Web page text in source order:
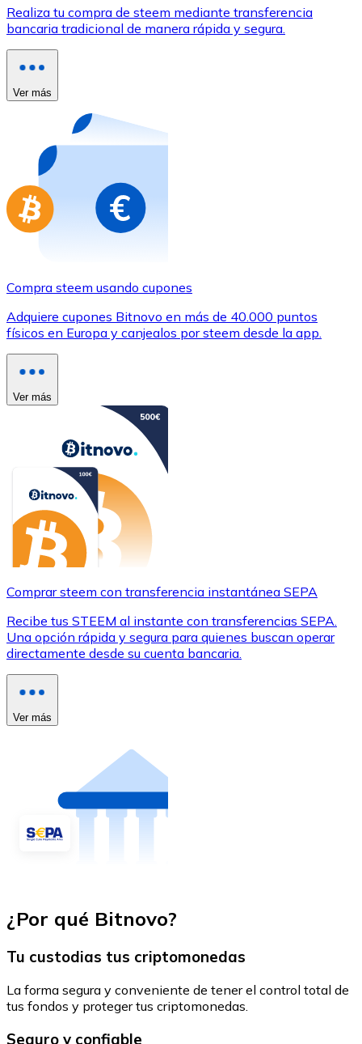
Utiliza tarjetas Visa y Mastercard para comprar
Comprar con tarjeta
Compra tarjetas regalo de tus marcas favoritas con
Ir a la tienda de tarjetas regalo
Realiza tu compra de steem mediante transferencia
bancaria tradicional de manera rápida y segura.
Ver más
Compra steem usando cupones
Adquiere cupones Bitnovo en más de 40.000 puntos
físicos en Europa y canjealos por steem desde la app.
Ver más
Comprar steem con transferencia instantánea SEPA
Recibe tus STEEM al instante con transferencias SEPA.
Una opción rápida y segura para quienes buscan operar
directamente desde su cuenta bancaria.
Ver más
¿Por qué Bitnovo?
Tu custodias tus criptomonedas
La forma segura y conveniente de tener el control total de
tus fondos y proteger tus criptomonedas.
Seguro y confiable